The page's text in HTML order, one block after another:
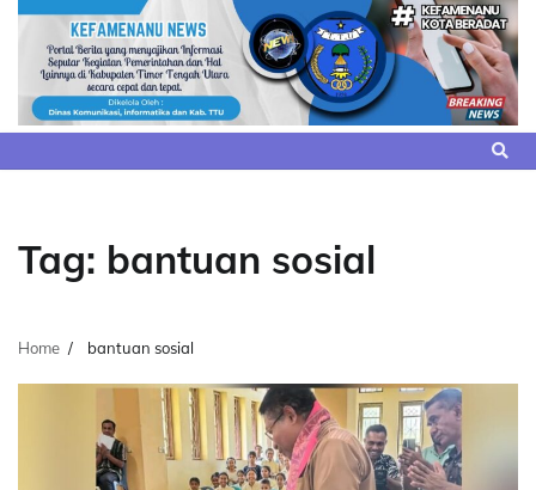
Skip
content
Tag: bantuan sosial
Home bantuan sosial